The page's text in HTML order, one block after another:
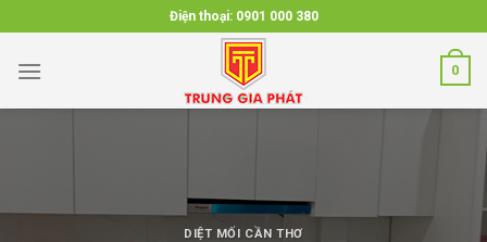
to
content
Điện thoại: 0901 000 380
0
DIỆT MỐI CẦN THƠ